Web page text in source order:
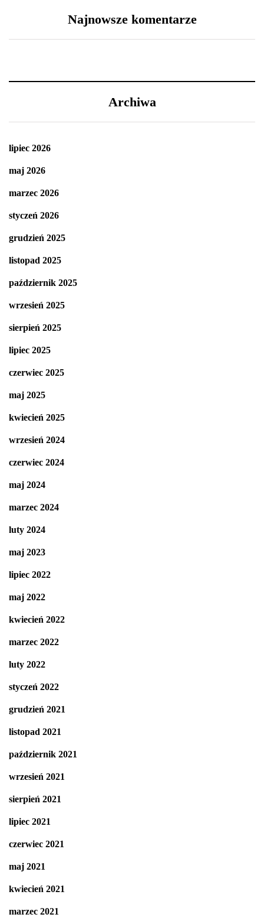
Najnowsze komentarze
Archiwa
lipiec 2026
maj 2026
marzec 2026
styczeń 2026
grudzień 2025
listopad 2025
październik 2025
wrzesień 2025
sierpień 2025
lipiec 2025
czerwiec 2025
maj 2025
kwiecień 2025
wrzesień 2024
czerwiec 2024
maj 2024
marzec 2024
luty 2024
maj 2023
lipiec 2022
maj 2022
kwiecień 2022
marzec 2022
luty 2022
styczeń 2022
grudzień 2021
listopad 2021
październik 2021
wrzesień 2021
sierpień 2021
lipiec 2021
czerwiec 2021
maj 2021
kwiecień 2021
marzec 2021